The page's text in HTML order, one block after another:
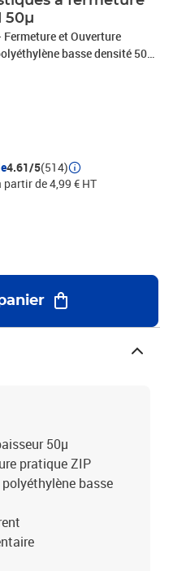
50µ
et Ouverture
basse densité 50
contact alimentaire18
recyclable- polyéthylène
le polyéthylène est
ne dégage pas de
polyéthylène ne nuit pas à
4.61/5(514)
de 4,99 € HT
50µ
pratique ZIP
basse